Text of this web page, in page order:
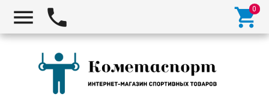
  